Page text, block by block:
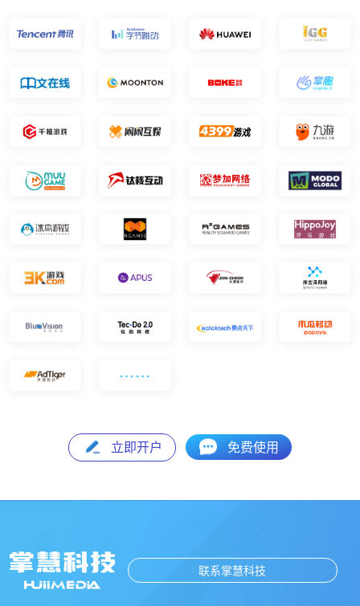
立即开户 免费使用
联系掌慧科技